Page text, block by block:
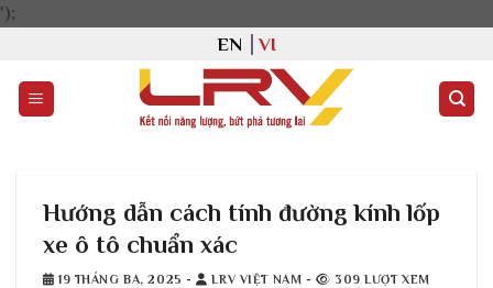
');
dung
EN VI
Hướng dẫn cách tính đường kính lốp
xe ô tô​ chuẩn xác
19 THÁNG BA, 2025 - LRV VIỆT NAM - 309 LƯỢT XEM